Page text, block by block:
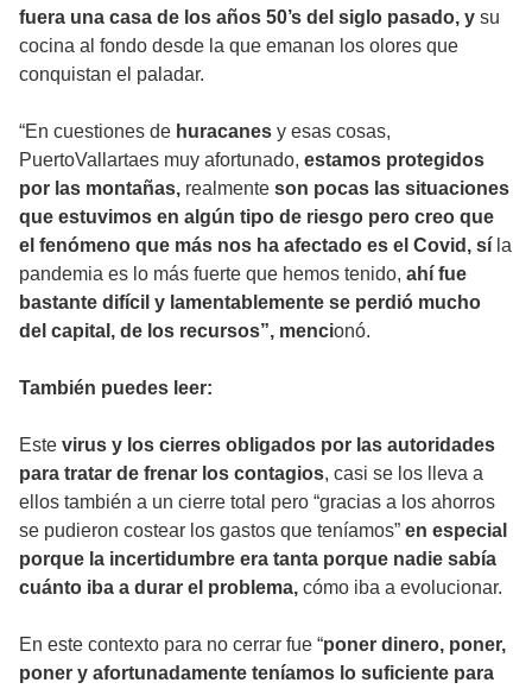
fuera una casa de los años 50’s del siglo pasado, y su
cocina al fondo desde la que emanan los olores que
conquistan el paladar.
“En cuestiones de huracanes y esas cosas,
PuertoVallartaes muy afortunado, estamos protegidos
por las montañas, realmente son pocas las situaciones
que estuvimos en algún tipo de riesgo pero creo que
el fenómeno que más nos ha afectado es el Covid, sí la
pandemia es lo más fuerte que hemos tenido, ahí fue
bastante difícil y lamentablemente se perdió mucho
del capital, de los recursos”, mencionó.
También puedes leer:
Este virus y los cierres obligados por las autoridades
para tratar de frenar los contagios, casi se los lleva a
ellos también a un cierre total pero “gracias a los ahorros
se pudieron costear los gastos que teníamos” en especial
porque la incertidumbre era tanta porque nadie sabía
cuánto iba a durar el problema, cómo iba a evolucionar.
En este contexto para no cerrar fue “poner dinero, poner,
poner y afortunadamente teníamos lo suficiente para